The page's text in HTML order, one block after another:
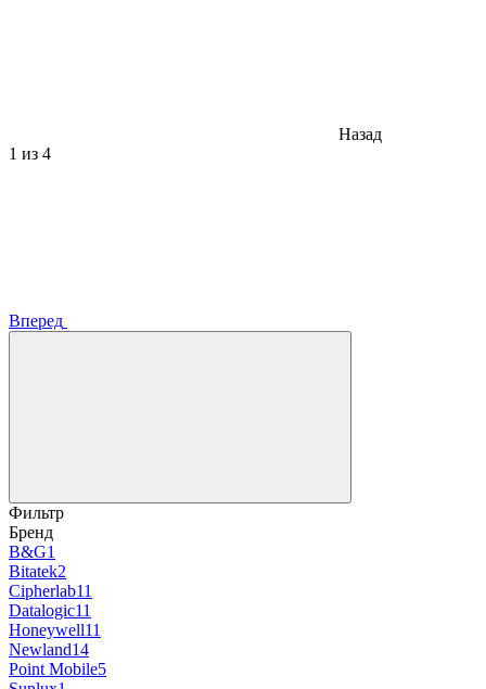
Назад
1 из 4
Вперед
Фильтр
Бренд
B&G1
Bitatek2
Cipherlab11
Datalogic11
Honeywell11
Newland14
Point Mobile5